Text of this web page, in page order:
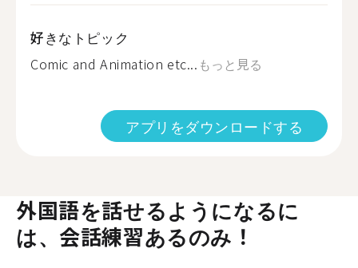
好きなトピック
Comic and Animation etc... もっと見る
アプリをダウンロードする
外国語を話せるようになるに
は、会話練習あるのみ！